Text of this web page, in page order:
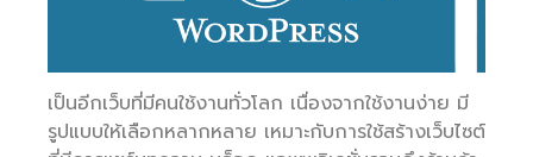
เป็นอีกเว็บที่มีคนใช้งานทั่วโลก เนื่องจากใช้งานง่าย มี
รูปแบบให้เลือกหลากหลาย เหมาะกับการใช้สร้างเว็บไซต์